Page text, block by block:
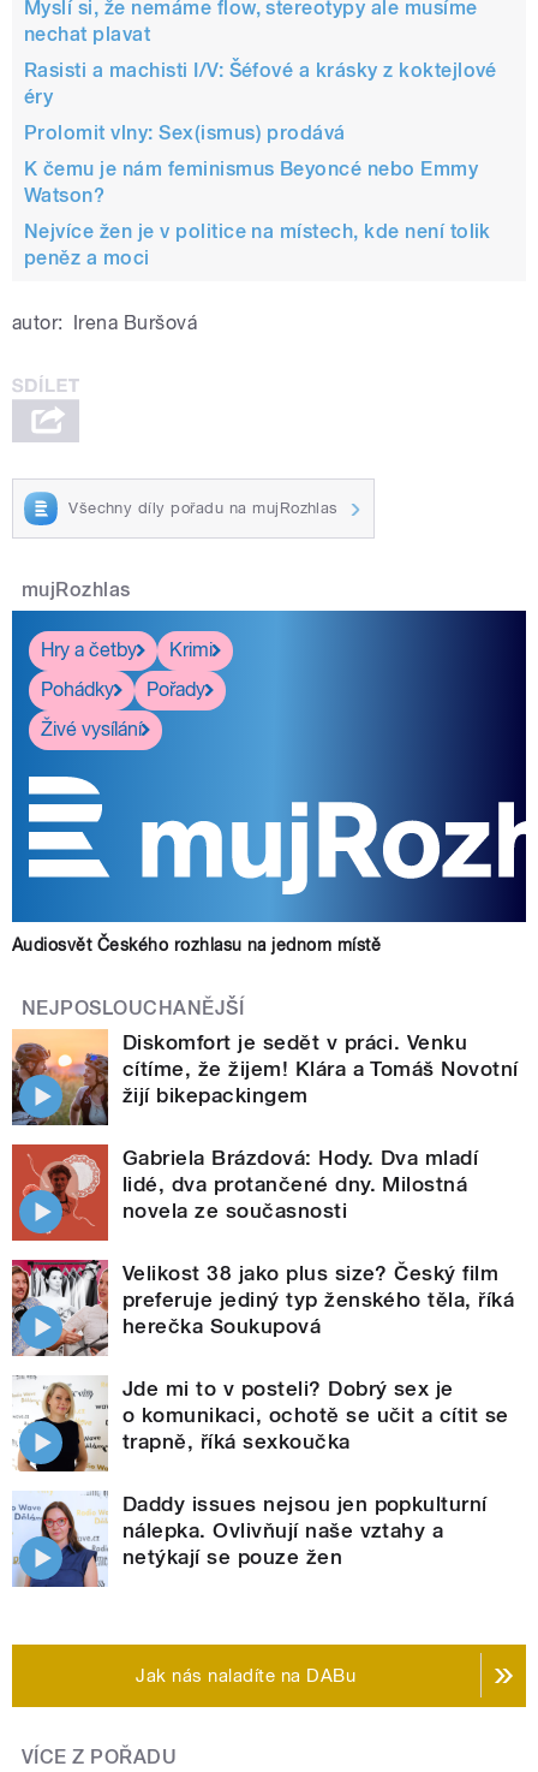
Myslí si, že nemáme flow, stereotypy ale musíme
nechat plavat
Rasisti a machisti I/V: Šéfové a krásky z koktejlové
éry
Prolomit vlny: Sex(ismus) prodává
K čemu je nám feminismus Beyoncé nebo Emmy
Watson?
Nejvíce žen je v politice na místech, kde není tolik
peněz a moci
autor: Irena Buršová
Všechny díly pořadu na mujRozhlas
mujRozhlas
Hry a četby
Krimi
Pohádky
Pořady
Živé vysílání
Audiosvět Českého rozhlasu na jednom místě
NEJPOSLOUCHANĚJŠÍ
Diskomfort je sedět v práci. Venku
cítíme, že žijem! Klára a Tomáš Novotní
žijí bikepackingem
Gabriela Brázdová: Hody. Dva mladí
lidé, dva protančené dny. Milostná
novela ze současnosti
Velikost 38 jako plus size? Český film
preferuje jediný typ ženského těla, říká
herečka Soukupová
Jde mi to v posteli? Dobrý sex je
o komunikaci, ochotě se učit a cítit se
trapně, říká sexkoučka
Daddy issues nejsou jen popkulturní
nálepka. Ovlivňují naše vztahy a
netýkají se pouze žen
Jak nás naladíte na DABu
VÍCE Z POŘADU